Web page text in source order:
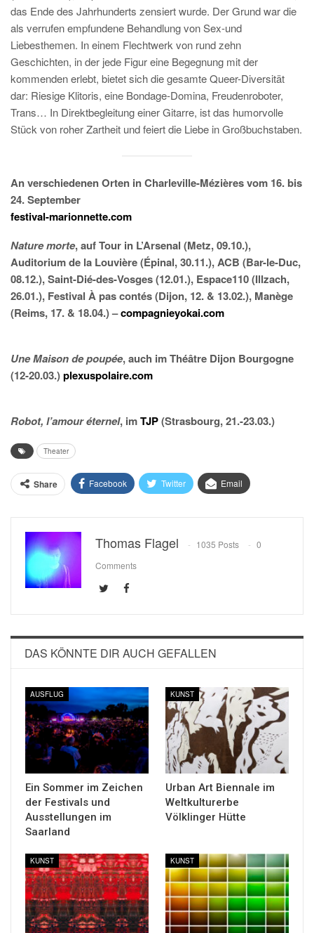
das Ende des Jahrhunderts zensiert wurde. Der Grund war die
als verrufen empfundene Behandlung von Sex-und
Liebesthemen. In einem Flechtwerk von rund zehn
Geschichten, in der jede Figur eine Begegnung mit der
kommenden erlebt, bietet sich die gesamte Queer-Diversität
dar: Riesige Klitoris, eine Bondage-Domina, Freudenroboter,
Trans… In Direktbegleitung einer Gitarre, ist das humorvolle
Stück von roher Zartheit und feiert die Liebe in Großbuchstaben.
An verschiedenen Orten in Charleville-Mézières vom 16. bis
24. September
festival-marionnette.com
Nature morte, auf Tour in L’Arsenal (Metz, 09.10.),
Auditorium de la Louvière (Épinal, 30.11.), ACB (Bar-le-Duc,
08.12.), Saint-Dié-des-Vosges (12.01.), Espace110 (Illzach,
26.01.), Festival À pas contés (Dijon, 12. & 13.02.), Manège
(Reims, 17. & 18.04.) –compagnieyokai.com
Une Maison de poupée, auch im Théâtre Dijon Bourgogne
(12-20.03.)plexuspolaire.com
Robot, l’amour éternel, imTJP(Strasbourg, 21.-23.03.)
Theater
Share Facebook Twitter Email
Thomas Flagel 1035 Posts
0
Comments
DAS KÖNNTE DIR AUCH GEFALLEN
AUSFLUG
Ein Sommer im Zeichen
der Festivals und
Ausstellungen im
Saarland
KUNST
Urban Art Biennale im
Weltkulturerbe
Völklinger Hütte
KUNST KUNST